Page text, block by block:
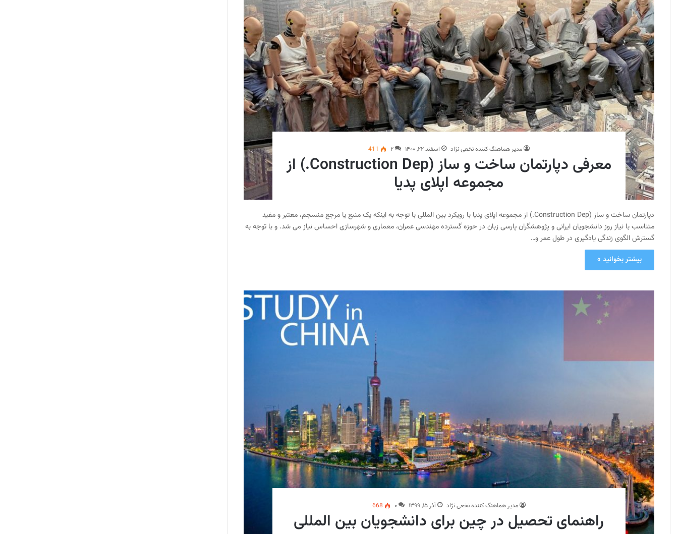
مدیر هماهنگ کننده نخعی نژاد اسفند ۲۲, ۱۴۰۰ ۲ 411
معرفی دپارتمان ساخت و ساز (Construction Dep.) از
مجموعه اپلای پدیا
دپارتمان ساخت و ساز (Construction Dep.) از مجموعه اپلای پدیا با رویکرد بین المللی با توجه به اینکه یک منبع یا مرجع منسجم، معتبر و مفید
متناسب با نیاز روز دانشجویان ایرانی و پژوهشگران پارسی زبان در حوزه گسترده مهندسی عمران، معماری و شهرسازی احساس نیاز می شد. و با توجه به
گسترش الگوی زندگی یادگیری در طول عمر و…
بیشتر بخوانید »
مدیر هماهنگ کننده نخعی نژاد آذر ۱۵, ۱۳۹۹ ۰ 668
راهنمای تحصیل در چین برای دانشجویان بین المللی